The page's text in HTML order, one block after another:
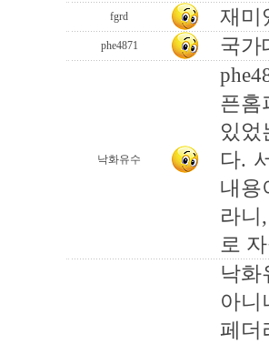
fgrd 재미
phe4871 국가
낙화유수
픈홈
있었
다.
내용
라
로
낙
아니
페더